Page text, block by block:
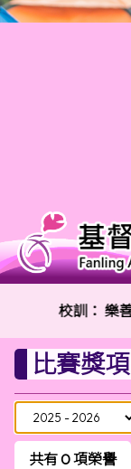
校訓： 樂
比賽獎項
共有0項榮譽